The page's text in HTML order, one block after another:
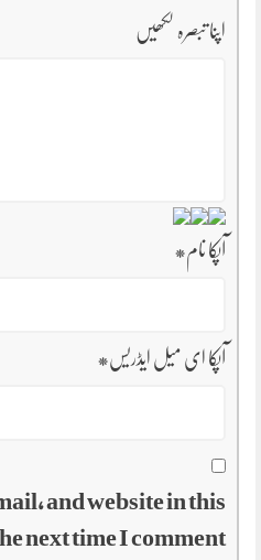
اپنا تبصرہ لکھیں
آپکا نام*
آپکا ای میل ایڈریس*
and website in this
next time I comment.